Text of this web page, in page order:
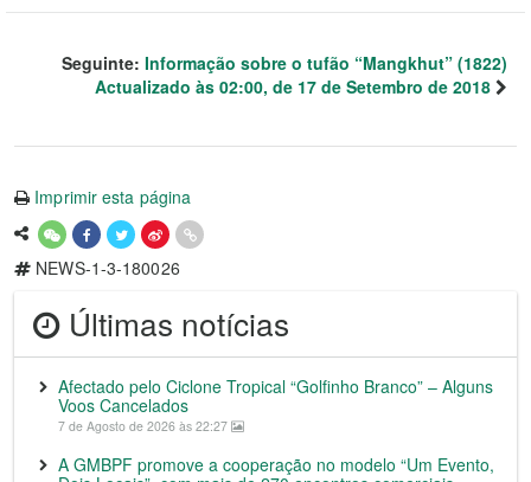
Seguinte: Informação sobre o tufão “Mangkhut” (1822)
Actualizado às 02:00, de 17 de Setembro de 2018
Imprimir esta página
NEWS-1-3-180026
Últimas notícias
Afectado pelo Ciclone Tropical “Golfinho Branco” – Alguns
Voos Cancelados
7 de Agosto de 2026 às 22:27
A GMBPF promove a cooperação no modelo “Um Evento,